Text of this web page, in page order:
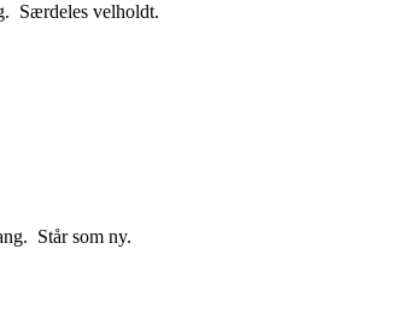
Særdeles velholdt.
Står som ny.